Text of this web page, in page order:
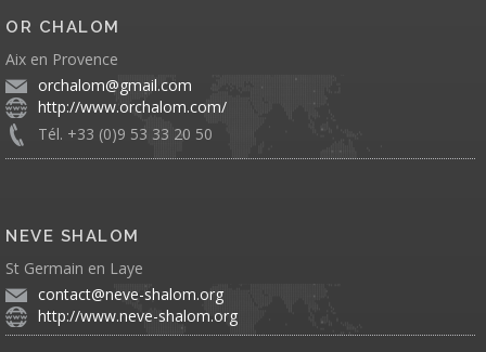
OR CHALOM
Aix en Provence
orchalom@gmail.com
http://www.orchalom.com/
Tél. +33 (0)9 53 33 20 50
NEVE SHALOM
St Germain en Laye
contact@neve-shalom.org
http://www.neve-shalom.org